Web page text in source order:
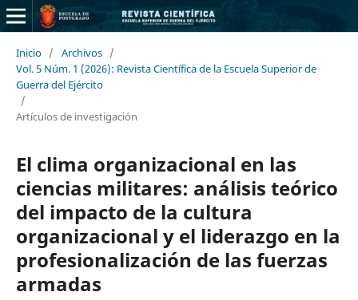
Inicio / Archivos /
Vol. 5 Núm. 1 (2026): Revista Científica de la Escuela Superior de
Guerra del Ejército
/
Artículos de investigación
El clima organizacional en las
ciencias militares: análisis teórico
del impacto de la cultura
organizacional y el liderazgo en la
profesionalización de las fuerzas
armadas